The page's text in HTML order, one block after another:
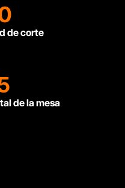
de corte
de la mesa